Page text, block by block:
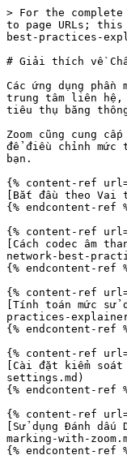
> For the
to page URLs;
best-practices-
# Giải thích về
Các ứng dụng phần
trung tâm liên hệ,
tiêu thụ băng
Zoom cũng cung
để điều chỉnh mức
bạn.
{% content-ref url="/
[Bắt đầu theo
{% endcontent-ref
{% content-ref
[Cách codec âm
network-best-
{% endcontent-ref
{% content-ref
[Tính toán mức
practices-
{% endcontent-ref
{% content-ref url="/
[Cài đặt kiểm
settings.md)
{% endcontent-ref
{% content-ref url="/
[Sử dụng Đánh
marking-with-
{% endcontent-ref